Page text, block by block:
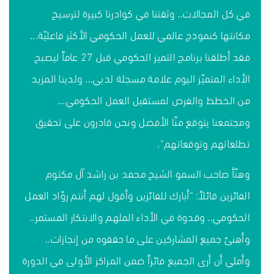
في كل المجالات.. وثقتنا في كوادرنا كبيرة لترسيخ
مكانتها كنموذج عالمي للعمل الحكومي الأكثر فاعليّة...
فقد أطلقنا برنامج التميز الحكومي قبل 27 عاماً ليصبح
الأداء المتميّز اليوم علامة مسجلة لدبي... ولدينا المزيد
من الخطط والفرص لمستقبل العمل الحكومي...
ومجتمعنا يتوقع منّا الأفضل ونحن قادرون على تحقيق
تطلعاتهم وتوقعاتهم".
وهنّأ صاحب السمو الشيخ محمد بن راشد آل مكتوم
الفائزين قائلاً: "أبارك للفائزين وأقول لهم أنتم روّاد العمل
الحكومي.. وقدوة في الأداء الملهم والابتكار المستمر..
وأهنئ جميع المشاركين على ما حققوه من إنجازات..
وأملي أن أرى الجميع فائزاً ضمن المراكز الأولى في الدورة